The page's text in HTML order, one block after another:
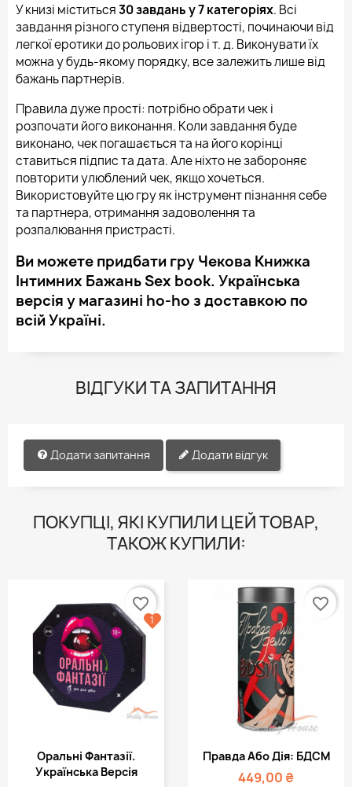
У книзі міститься30 завдань у 7 категоріях. Всі
завдання різного ступеня відвертості, починаючи від
легкої еротики до рольових ігор і т. д. Виконувати їх
можна у будь-якому порядку, все залежить лише від
бажань партнерів.
Правила дуже прості: потрібно обрати чек і
розпочати його виконання. Коли завдання буде
виконано, чек погашається та на його корінці
ставиться підпис та дата. Але ніхто не забороняє
повторити улюблений чек, якщо хочеться.
Використовуйте цю гру як інструмент пізнання себе
та партнера, отримання задоволення та
розпалювання пристрасті.
Ви можете придбати гру Чекова Книжка
Інтимних Бажань Sex book. Українська
версія у магазині ho-ho з доставкою по
всій Україні.
ВІДГУКИ ТА ЗАПИТАННЯ
Додати запитання Додати відгук
ПОКУПЦІ, ЯКІ КУПИЛИ ЦЕЙ ТОВАР,
ТАКОЖ КУПИЛИ:
Оральні Фантазії.
Українська Версія
favorite_border
1
Правда Або Дія: БДСМ
449,00 ₴
favorite_border